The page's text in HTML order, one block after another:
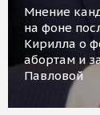
Мнение
на фоне
Кирилла о
абортам и
Павловой